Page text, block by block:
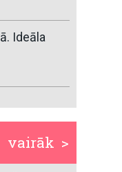
Ideāla
vairāk >